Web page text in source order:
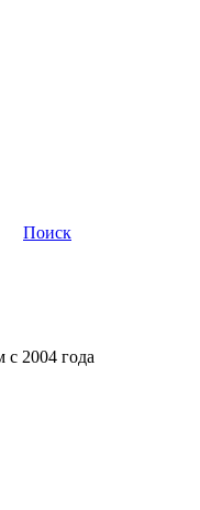
Поиск
с 2004 года